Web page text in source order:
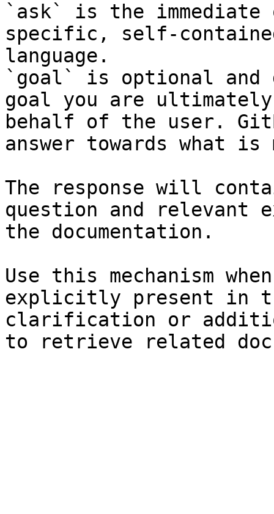
`ask` is the
specific, self-
language.
`goal` is optional and
goal you are
behalf of the user.
answer towards what
The response will
question and relevant
the documentation.
Use this mechanism
explicitly present in
clarification or